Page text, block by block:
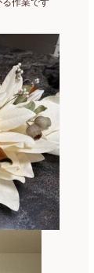
作業です